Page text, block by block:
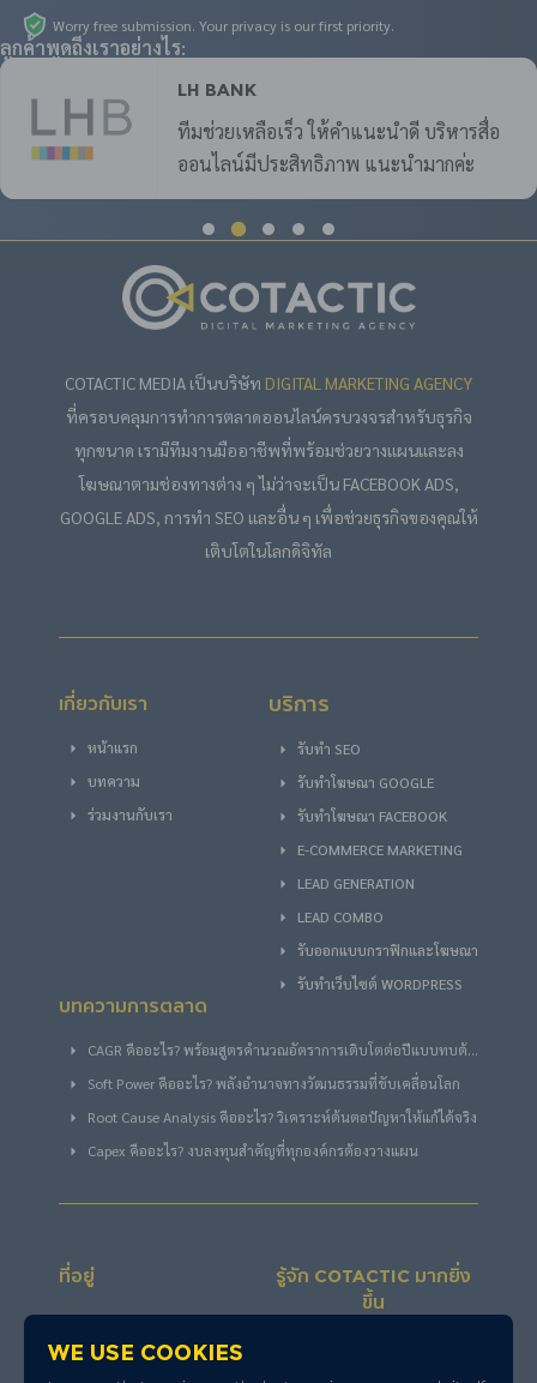
ลูกค้าพูดถึงเราอย่างไร:
LH Bank
ทีมช่วยเหลือเร็ว ให้คำแนะนำดี บริหารสื่อ
ออนไลน์มีประสิทธิภาพ แนะนำมากค่ะ
Worry free submission. Your privacy is our first priority.
We use cookies
COTACTIC MEDIA เป็นบริษัท DIGITAL MARKETING AGENCY
ที่ครอบคลุมการทำการตลาดออนไลน์ครบวงจรสำหรับธุรกิจ
ทุกขนาด เรามีทีมงานมืออาชีพที่พร้อมช่วยวางแผนและลง
โฆษณาตามช่องทางต่าง ๆ ไม่ว่าจะเป็น FACEBOOK ADS,
GOOGLE ADS, การทำ SEO และอื่น ๆ เพื่อช่วยธุรกิจของคุณให้
เติบโตในโลกดิจิทัล
เกี่ยวกับเรา
หน้าแรก
บทความ
ร่วมงานกับเรา
บริการ
รับทำ SEO
รับทําโฆษณา GOOGLE
รับทําโฆษณา FACEBOOK
E-COMMERCE MARKETING
LEAD GENERATION
LEAD COMBO
รับออกแบบกราฟิกและโฆษณา
รับทำเว็บไซต์ WORDPRESS
บทความการตลาด
CAGR คืออะไร? พร้อมสูตรคำนวณอัตราการเติบโตต่อปีแบบทบต้น
ฉบับง่าย
Soft Power คืออะไร? พลังอำนาจทางวัฒนธรรมที่ขับเคลื่อนโลก
Root Cause Analysis คืออะไร? วิเคราะห์ต้นตอปัญหาให้แก้ได้จริง
Capex คืออะไร? งบลงทุนสำคัญที่ทุกองค์กรต้องวางแผน
ที่อยู่
สุขุมวิท 21 แขวงคลองเตย
รู้จัก COTACTIC มากยิ่ง
ขึ้น